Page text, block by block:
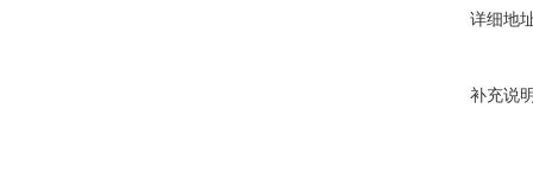
详细地
补充说